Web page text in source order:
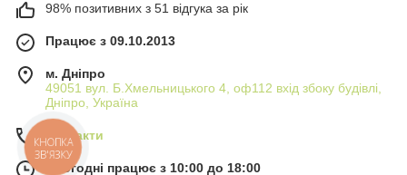
98% позитивних з 51 відгука за рік
Працює з 09.10.2013
м. Дніпро
49051 вул. Б.Хмельницького 4, оф112 вхід збоку будівлі,
Дніпро, Україна
Контакти
Сьогодні працює з 10:00 до 18:00
КНОПКА
ЗВ'ЯЗКУ